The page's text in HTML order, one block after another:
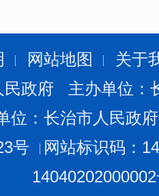
网站地图
关于
民政府 主办单位
位：长治市人民政
号
网站标识码：